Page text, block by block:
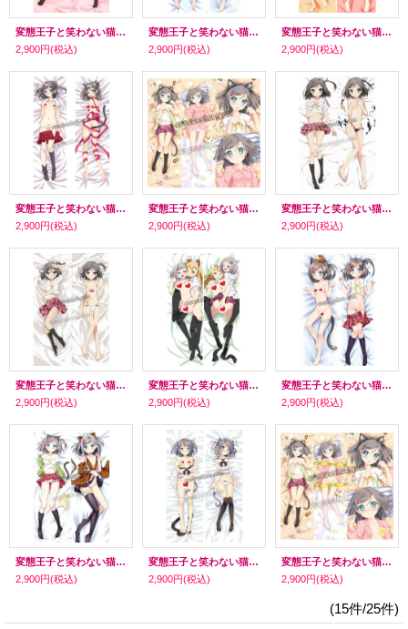
変態王子と笑わない猫。 小豆梓風 02 ●等身大 抱き枕カバー
2,900円(税込)
変態王子と笑わない猫。 筒隠月子風 18 ●等身大 抱き枕カバー
2,900円(税込)
変態王子と笑わない猫。 筒隠月子風 17 ●等身大 抱き枕カバー
2,900円(税込)
変態王子と笑わない猫。 筒隠月子風 16 ●等身大 抱き枕カバー
2,900円(税込)
変態王子と笑わない猫。 筒隠月子風 15 ●等身大 抱き枕カバー
2,900円(税込)
変態王子と笑わない猫。 筒隠月子風 14 ●等身大 抱き枕カバー
2,900円(税込)
変態王子と笑わない猫。 筒隠月子風 13 ●等身大 抱き枕カバー
2,900円(税込)
変態王子と笑わない猫。 筒隠月子風 12 ●等身大 抱き枕カバー
2,900円(税込)
変態王子と笑わない猫。 筒隠月子風 11 ●等身大 抱き枕カバー
2,900円(税込)
変態王子と笑わない猫。 筒隠月子風 10 ●等身大 抱き枕カバー
2,900円(税込)
変態王子と笑わない猫。 筒隠月子風 09 ●等身大 抱き枕カバー
2,900円(税込)
変態王子と笑わない猫。 筒隠月子風 08 ●等身大 抱き枕カバー
2,900円(税込)
(15件/25件)